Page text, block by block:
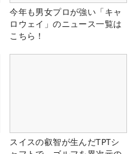
今年も男女プロが強い「キャ
ロウェイ」のニュース一覧は
こちら！
スイスの叡智が生んだTPTシ